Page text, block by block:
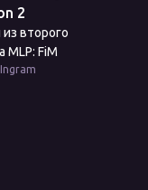
2
второго
MLP: FiM